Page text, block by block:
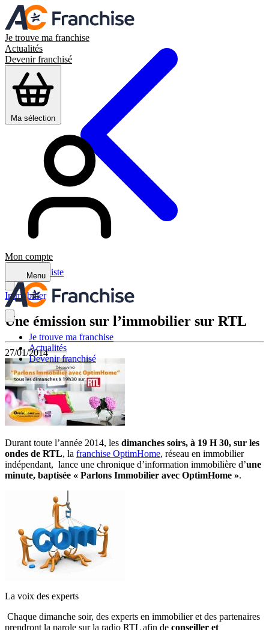
Je trouve ma franchise
Actualités
Devenir franchisé
Ma sélection
Mon compte
Menu
Je trouve ma franchise
Actualités
Devenir franchisé
Retour à la liste
Immobilier
Une émission sur l’immobilier sur RTL
27/01/2014
Durant toute l’année 2014, les dimanches soirs, à 19 H 30, sur les
ondes de RTL, la franchise OptimHome, réseau en immobilier
indépendant, lance une chronique d’information immobilière d’une
minute, baptisée « Parlons Immobilier avec OptimHome ».
La voix des experts
Chaque dimanche soir, des experts en immobilier et des partenaires
prendront la parole sur la radio RTL afin de conseiller et